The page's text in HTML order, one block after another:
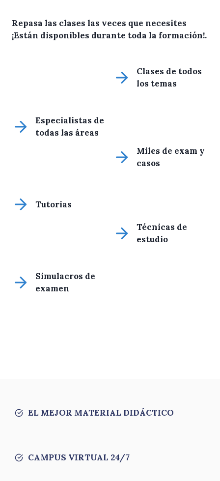
Repasa las clases las veces que necesites
¡Están disponibles durante toda la formación!.
Clases de todos
los temas
Especialistas de
todas las áreas
Miles de exam y
casos
Tutorias
Técnicas de
estudio
Simulacros de
examen
EL MEJOR MATERIAL DIDÁCTICO
CAMPUS VIRTUAL 24/7